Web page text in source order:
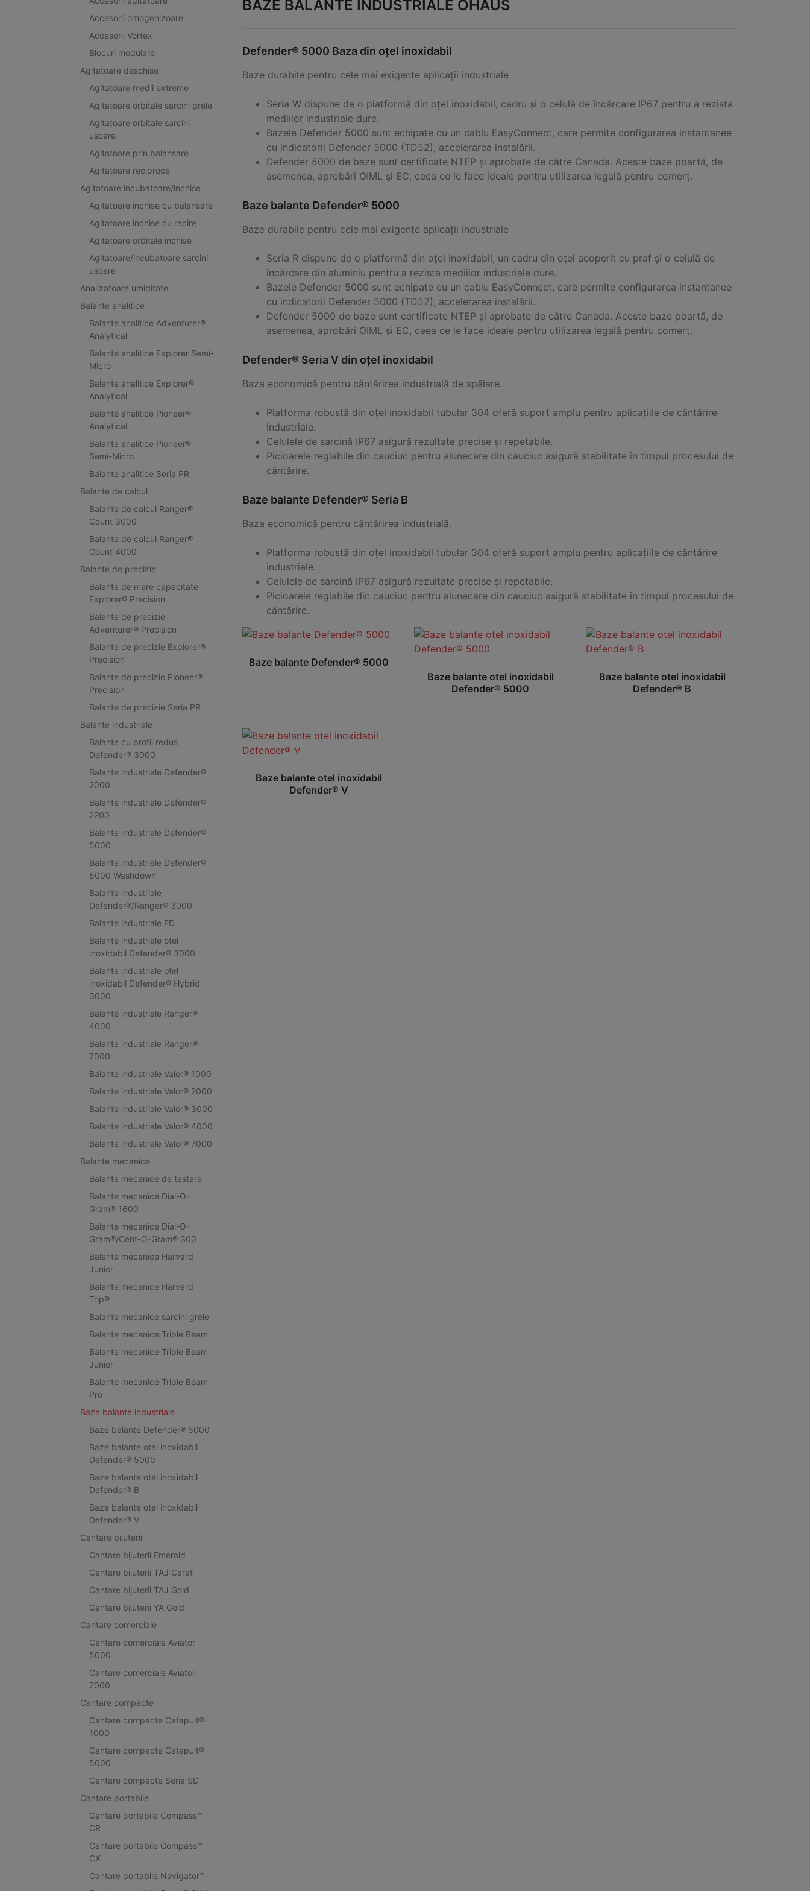
Accesorii omogenizoare
Accesorii Vortex
Blocuri modulare
Agitatoare deschise
Agitatoare medii extreme
Agitatoare orbitale sarcini grele
Agitatoare orbitale sarcini
usoare
Agitatoare prin balansare
Agitatoare reciproce
Agitatoare incubatoare/inchise
Agitatoare inchise cu balansare
Agitatoare inchise cu racire
Agitatoare orbitale inchise
Agitatoare/incubatoare sarcini
usoare
Analizatoare umiditate
Balante analitice
Balante analitice Adventurer®
Analytical
Balante analitice Explorer Semi-
Micro
Balante analitice Explorer®
Analytical
Balante analitice Pioneer®
Analytical
Balante analitice Pioneer®
Semi-Micro
Balante analitice Seria PR
Balante de calcul
Balante de calcul Ranger®
Count 3000
Balante de calcul Ranger®
Count 4000
Balante de precizie
Balante de mare capacitate
Explorer® Precision
Balante de precizie
Adventurer® Precision
Balante de precizie Explorer®
Precision
Balante de precizie Pioneer®
Precision
Balante de precizie Seria PR
Balante industriale
Balante cu profil redus
Defender® 3000
Balante industriale Defender®
2000
Balante industriale Defender®
2200
Balante industriale Defender®
5000
Balante industriale Defender®
5000 Washdown
Balante industriale
Defender®/Ranger® 3000
Balante industriale FD
Balante industriale otel
inoxidabil Defender® 3000
Balante industriale otel
inoxidabil Defender® Hybrid
3000
Balante industriale Ranger®
4000
Balante industriale Ranger®
7000
Balante industriale Valor® 1000
Balante industriale Valor® 2000
Balante industriale Valor® 3000
Balante industriale Valor® 4000
Balante industriale Valor® 7000
Balante mecanice
Balante mecanice de testare
Balante mecanice Dial-O-
Gram® 1600
Balante mecanice Dial-O-
Gram®/Cent-O-Gram® 300
Balante mecanice Harvard
Junior
Balante mecanice Harvard
Trip®
Balante mecanice sarcini grele
Balante mecanice Triple Beam
Balante mecanice Triple Beam
Junior
Balante mecanice Triple Beam
Pro
Baze balante industriale
Baze balante Defender® 5000
Baze balante otel inoxidabil
Defender® 5000
Baze balante otel inoxidabil
Defender® B
Baze balante otel inoxidabil
Defender® V
Cantare bijuterii
Cantare bijuterii Emerald
Cantare bijuterii TAJ Carat
Cantare bijuterii TAJ Gold
Cantare bijuterii YA Gold
Cantare comerciale
Cantare comerciale Aviator
5000
Cantare comerciale Aviator
7000
Cantare compacte
Cantare compacte Catapult®
1000
Cantare compacte Catapult®
5000
Cantare compacte Seria SD
Cantare portabile
Cantare portabile Compass™
CR
Cantare portabile Compass™
CX
Cantare portabile Navigator™
BAZE BALANTE INDUSTRIALE OHAUS
Defender® 5000 Baza din oțel inoxidabil
Baze durabile pentru cele mai exigente aplicații industriale
Seria W dispune de o platformă din oțel inoxidabil, cadru și o celulă de încărcare IP67 pentru a rezista
mediilor industriale dure.
Bazele Defender 5000 sunt echipate cu un cablu EasyConnect, care permite configurarea instantanee
cu indicatorii Defender 5000 (TD52), accelerarea instalării.
Defender 5000 de baze sunt certificate NTEP și aprobate de către Canada. Aceste baze poartă, de
asemenea, aprobări OIML și EC, ceea ce le face ideale pentru utilizarea legală pentru comerț.
Baze balante Defender® 5000
Baze durabile pentru cele mai exigente aplicații industriale
Seria R dispune de o platformă din oțel inoxidabil, un cadru din oțel acoperit cu praf și o celulă de
încărcare din aluminiu pentru a rezista mediilor industriale dure.
Bazele Defender 5000 sunt echipate cu un cablu EasyConnect, care permite configurarea instantanee
cu indicatorii Defender 5000 (TD52), accelerarea instalării.
Defender 5000 de baze sunt certificate NTEP și aprobate de către Canada. Aceste baze poartă, de
asemenea, aprobări OIML și EC, ceea ce le face ideale pentru utilizarea legală pentru comerț.
Defender® Seria V din oțel inoxidabil
Baza economică pentru cântărirea industrială de spălare.
Platforma robustă din oțel inoxidabil tubular 304 oferă suport amplu pentru aplicațiile de cântărire
industriale.
Celulele de sarcină IP67 asigură rezultate precise și repetabile.
Picioarele reglabile din cauciuc pentru alunecare din cauciuc asigură stabilitate în timpul procesului de
cântărire.
Baze balante Defender® Seria B
Baza economică pentru cântărirea industrială.
Platforma robustă din oțel inoxidabil tubular 304 oferă suport amplu pentru aplicațiile de cântărire
industriale.
Celulele de sarcină IP67 asigură rezultate precise și repetabile.
Picioarele reglabile din cauciuc pentru alunecare din cauciuc asigură stabilitate în timpul procesului de
cântărire.
Baze balante Defender® 5000
Baze balante otel inoxidabil
Defender® 5000
Baze balante otel inoxidabil
Defender® B
Baze balante otel inoxidabil
Defender® V